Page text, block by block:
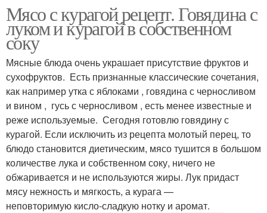
Мясо с курагой рецепт. Говядина с
луком и курагой в собственном
соку
Мясные блюда очень украшает присутствие фруктов и
сухофруктов. Есть признанные классические сочетания,
как например утка с яблоками , говядина с черносливом
и вином , гусь с черносливом , есть менее известные и
реже используемые. Сегодня готовлю говядину с
курагой. Если исключить из рецепта молотый перец, то
блюдо становится диетическим, мясо тушится в большом
количестве лука и собственном соку, ничего не
обжаривается и не используются жиры. Лук придаст
мясу нежность и мягкость, а курага —
неповторимую кисло-сладкую нотку и аромат.